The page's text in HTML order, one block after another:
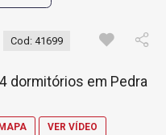
Cod: 41699
dormitórios em Pedra
VER VÍDEO